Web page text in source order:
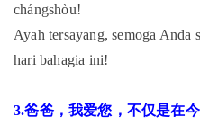
chángshòu!
Ayah tersayang, semoga Anda
hari bahagia ini!
3.爸爸，我爱您，不仅是在